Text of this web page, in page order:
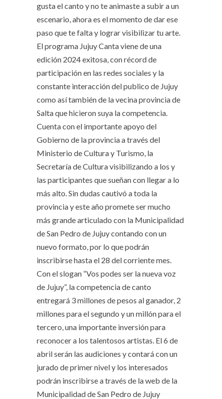
gusta el canto y no te animaste a subir a un
escenario, ahora es el momento de dar ese
paso que te falta y lograr visibilizar tu arte.
El programa Jujuy Canta viene de una
edición 2024 exitosa, con récord de
participación en las redes sociales y la
constante interacción del publico de Jujuy
como así también de la vecina provincia de
Salta que hicieron suya la competencia.
Cuenta con el importante apoyo del
Gobierno de la provincia a través del
Ministerio de Cultura y Turismo, la
Secretaría de Cultura visibilizando a los y
las participantes que sueñan con llegar a lo
más alto. Sin dudas cautivó a toda la
provincia y este año promete ser mucho
más grande articulado con la Municipalidad
de San Pedro de Jujuy contando con un
nuevo formato, por lo que podrán
inscribirse hasta el 28 del corriente mes.
Con el slogan “Vos podes ser la nueva voz
de Jujuy”, la competencia de canto
entregará 3 millones de pesos al ganador, 2
millones para el segundo y un millón para el
tercero, una importante inversión para
reconocer a los talentosos artistas. El 6 de
abril serán las audiciones y contará con un
jurado de primer nivel y los interesados
podrán inscribirse a través de la web de la
Municipalidad de San Pedro de Jujuy